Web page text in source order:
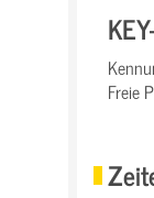
Freie